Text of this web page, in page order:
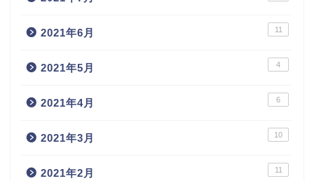
2021年6月 11
2021年5月 4
2021年4月 6
2021年3月 10
2021年2月 11